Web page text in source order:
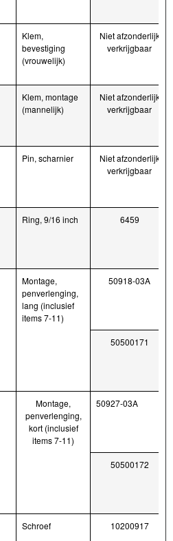
Klem,
bevestiging
(vrouwelijk)
Niet afzonderlijk
verkrijgbaar
Klem, montage
(mannelijk)
Niet afzonderlijk
verkrijgbaar
Pin, scharnier
Niet afzonderlijk
verkrijgbaar
Ring, 9/16 inch 6459
Montage,
penverlenging,
lang (inclusief
items 7-11)
50918-03A
50500171
Montage,
penverlenging,
kort (inclusief
items 7-11)
50927-03A
50500172
Schroef 10200917